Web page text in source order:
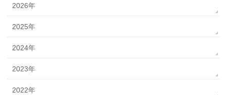
2026年
2025年
2024年
2023年
2022年